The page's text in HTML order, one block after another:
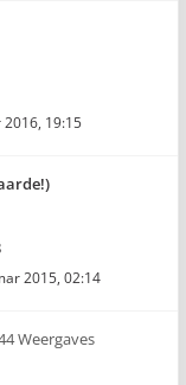
19:15
2015, 02:14
Weergaves